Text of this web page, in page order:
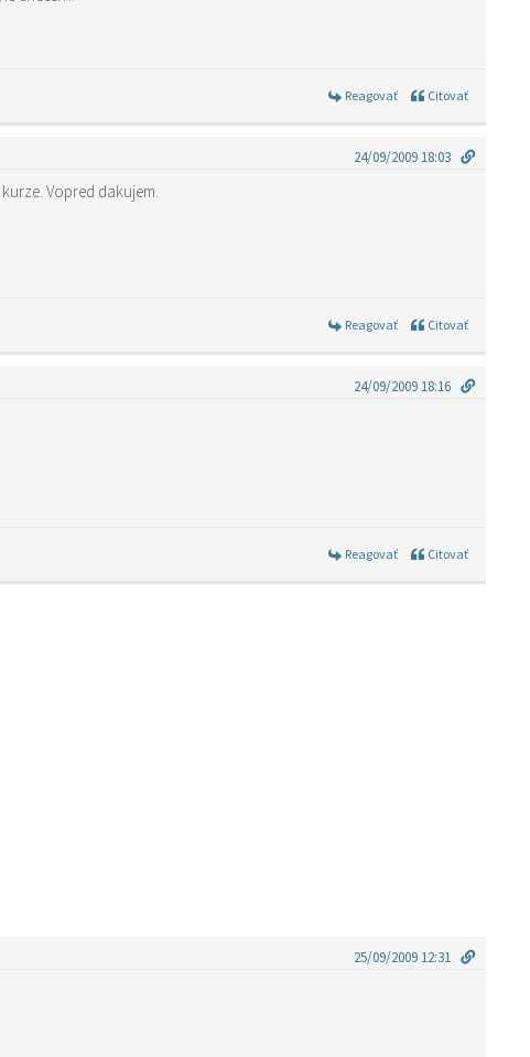
Reagovať Citovať
24/09/2009 18:03
Ahojte. Pracujem v Taliansku, nedaleko Bologne a chcela by som sa spytat ako to tu je ohladom talianskom kurze. Vopred dakujem.
Reagovať Citovať
24/09/2009 18:16
Reagovať Citovať
25/09/2009 12:31